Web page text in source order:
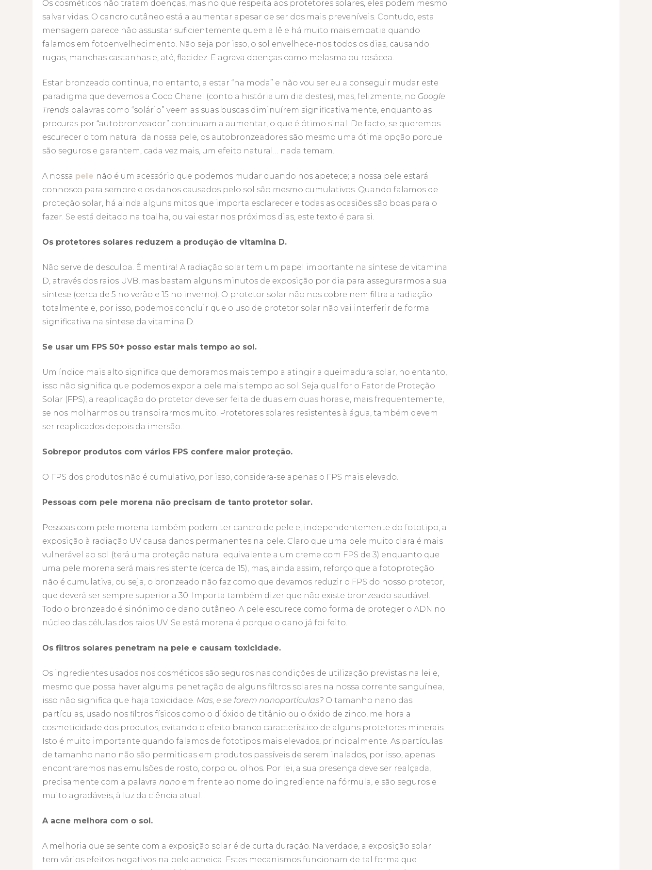
Os cosméticos não tratam doenças, mas no que respeita aos protetores solares, eles podem mesmo
salvar vidas. O cancro cutâneo está a aumentar apesar de ser dos mais preveníveis. Contudo, esta
mensagem parece não assustar suficientemente quem a lê e há muito mais empatia quando
falamos em fotoenvelhecimento. Não seja por isso, o sol envelhece-nos todos os dias, causando
rugas, manchas castanhas e, até, flacidez. E agrava doenças como melasma ou rosácea.
Estar bronzeado continua, no entanto, a estar “na moda” e não vou ser eu a conseguir mudar este
paradigma que devemos a Coco Chanel (conto a história um dia destes), mas, felizmente, no Google
Trends palavras como “solário” veem as suas buscas diminuírem significativamente, enquanto as
procuras por “autobronzeador” continuam a aumentar, o que é ótimo sinal. De facto, se queremos
escurecer o tom natural da nossa pele, os autobronzeadores são mesmo uma ótima opção porque
são seguros e garantem, cada vez mais, um efeito natural… nada temam!
A nossa pele não é um acessório que podemos mudar quando nos apetece; a nossa pele estará
connosco para sempre e os danos causados pelo sol são mesmo cumulativos. Quando falamos de
proteção solar, há ainda alguns mitos que importa esclarecer e todas as ocasiões são boas para o
fazer. Se está deitado na toalha, ou vai estar nos próximos dias, este texto é para si.
Os protetores solares reduzem a produção de vitamina D.
Não serve de desculpa. É mentira! A radiação solar tem um papel importante na síntese de vitamina
D, através dos raios UVB, mas bastam alguns minutos de exposição por dia para assegurarmos a sua
síntese (cerca de 5 no verão e 15 no inverno). O protetor solar não nos cobre nem filtra a radiação
totalmente e, por isso, podemos concluir que o uso de protetor solar não vai interferir de forma
significativa na síntese da vitamina D.
Se usar um FPS 50+ posso estar mais tempo ao sol.
Um índice mais alto significa que demoramos mais tempo a atingir a queimadura solar, no entanto,
isso não significa que podemos expor a pele mais tempo ao sol. Seja qual for o Fator de Proteção
Solar (FPS), a reaplicação do protetor deve ser feita de duas em duas horas e, mais frequentemente,
se nos molharmos ou transpirarmos muito. Protetores solares resistentes à água, também devem
ser reaplicados depois da imersão.
Sobrepor produtos com vários FPS confere maior proteção.
O FPS dos produtos não é cumulativo, por isso, considera-se apenas o FPS mais elevado.
Pessoas com pele morena não precisam de tanto protetor solar.
Pessoas com pele morena também podem ter cancro de pele e, independentemente do fototipo, a
exposição à radiação UV causa danos permanentes na pele. Claro que uma pele muito clara é mais
vulnerável ao sol (terá uma proteção natural equivalente a um creme com FPS de 3) enquanto que
uma pele morena será mais resistente (cerca de 15), mas, ainda assim, reforço que a fotoproteção
não é cumulativa, ou seja, o bronzeado não faz como que devamos reduzir o FPS do nosso protetor,
que deverá ser sempre superior a 30. Importa também dizer que não existe bronzeado saudável.
Todo o bronzeado é sinónimo de dano cutâneo. A pele escurece como forma de proteger o ADN no
núcleo das células dos raios UV. Se está morena é porque o dano já foi feito.
Os filtros solares penetram na pele e causam toxicidade.
Os ingredientes usados nos cosméticos são seguros nas condições de utilização previstas na lei e,
mesmo que possa haver alguma penetração de alguns filtros solares na nossa corrente sanguínea,
isso não significa que haja toxicidade. Mas, e se forem nanopartículas? O tamanho nano das
partículas, usado nos filtros físicos como o dióxido de titânio ou o óxido de zinco, melhora a
cosmeticidade dos produtos, evitando o efeito branco característico de alguns protetores minerais.
Isto é muito importante quando falamos de fototipos mais elevados, principalmente. As partículas
de tamanho nano não são permitidas em produtos passíveis de serem inalados, por isso, apenas
encontraremos nas emulsões de rosto, corpo ou olhos. Por lei, a sua presença deve ser realçada,
precisamente com a palavra nano em frente ao nome do ingrediente na fórmula, e são seguros e
muito agradáveis, à luz da ciência atual.
A acne melhora com o sol.
A melhoria que se sente com a exposição solar é de curta duração. Na verdade, a exposição solar
tem vários efeitos negativos na pele acneica. Estes mecanismos funcionam de tal forma que